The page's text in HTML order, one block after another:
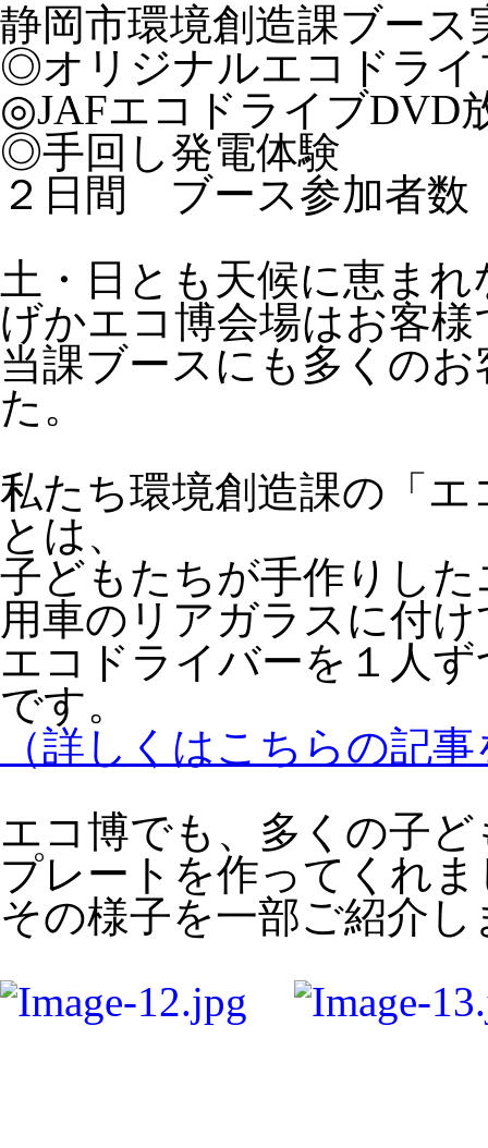
静岡市環境創造課ブース
◎オリジナルエコドライ
◎JAFエコドライブDVD
◎手回し発電体験
２日間 ブース参加者数
土・日とも天候に恵ま
げかエコ博会場はお客様
当課ブースにも多くの
た。
私たち環境創造課の「
とは、
子どもたちが手作りし
用車のリアガラスに付
エコドライバーを１人
です。
（詳しくはこちらの記
エコ博でも、多くの子
プレートを作ってくれ
その様子を一部ご紹介し